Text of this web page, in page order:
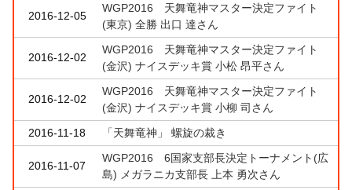
2016-12-05
WGP2016 天舞竜神マスター決定ファイト
(東京) 全勝 出口 達さん
2016-12-02
WGP2016 天舞竜神マスター決定ファイト
(金沢) ナイスデッキ賞 小松 昂平さん
2016-12-02
WGP2016 天舞竜神マスター決定ファイト
(金沢) ナイスデッキ賞 小柳 司さん
2016-11-18
「天舞竜神」 螺旋の裁き
2016-11-07
WGP2016 6国家支部長決定トーナメント(広
島) メガラニカ支部長 上本 勇次さん